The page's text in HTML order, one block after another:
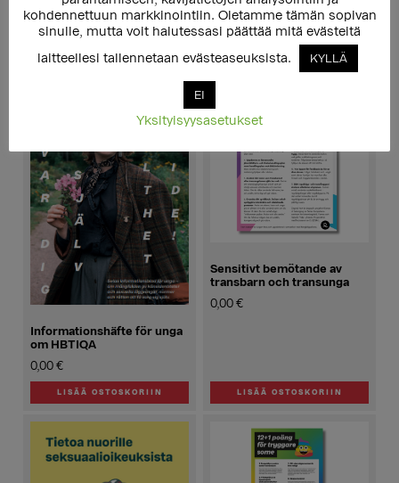
Tutustu myös
Informationshäfte för unga
om HBTIQA
0,00€
LISÄÄ OSTOSKORIIN
Sensitivt bemötande av
transbarn och transunga
0,00€
LISÄÄ OSTOSKORIIN
kohdennettuun markkinointiin. Oletamme tämän sopivan
sinulle, mutta voit halutessasi päättää mitä evästeitä
laitteellesi tallennetaan evästeaseuksista.
KYLLÄ
EI
Yksityisyysasetukset